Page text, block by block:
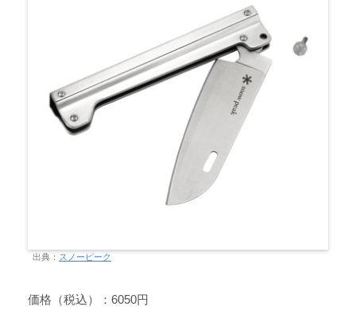
出典： スノーピーク
価格（税込）：6050円